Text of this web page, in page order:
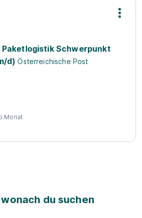
Schwerpunkt
d) Österreichische Post
Monat
du suchen